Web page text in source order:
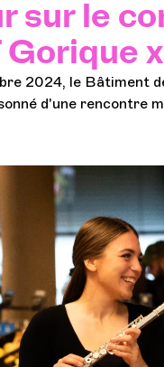
sur le
Gorique
2024, le Bâtiment
d'une rencontre